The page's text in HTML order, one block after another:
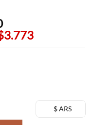
El
precio
$ ARS
Slayer (OUTLET)